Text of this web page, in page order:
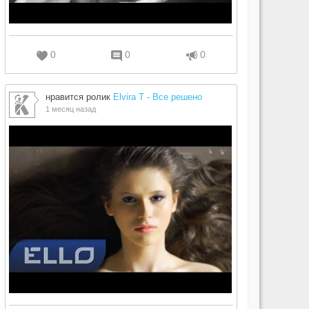
0 0 0
нравится ролик Elvira T - Все решено
1 месяц назад